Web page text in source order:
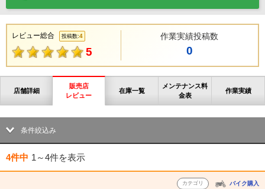
レビュー総合 投稿数:4
5
作業実績投稿数
0
店舗詳細
販売店
レビュー
在庫一覧
メンテナンス料
金表
作業実績
条件絞込み
4件中 1～4件を表示
カテゴリ バイク購入